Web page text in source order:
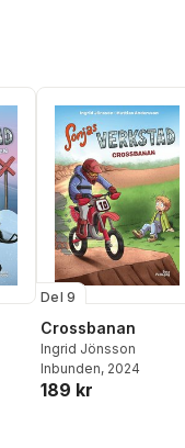
Del 9
Crossbanan
Ingrid Jönsson
Inbunden, 2024
189 kr